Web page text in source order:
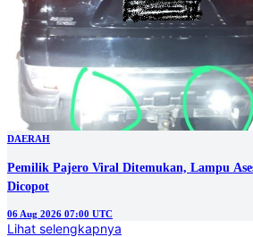
DAERAH
Pemilik Pajero Viral Ditemukan, Lampu
Dicopot
06 Aug 2026 07:00 UTC
Lihat selengkapnya